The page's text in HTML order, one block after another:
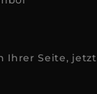
Ihrer Seite,